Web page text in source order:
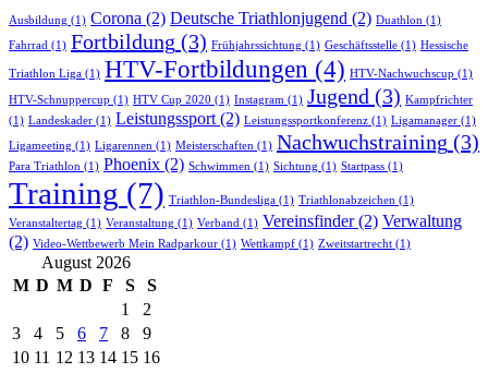
Ausbildung (1) Corona (2) Deutsche Triathlonjugend (2) Duathlon (1)
Fahrrad (1) Fortbildung (3) Frühjahrssichtung (1) Geschäftsstelle (1) Hessische
Triathlon Liga (1) HTV-Fortbildungen (4) HTV-Nachwuchscup (1)
HTV-Schnuppercup (1) HTV Cup 2020 (1) Instagram (1) Jugend (3) Kampfrichter
(1) Landeskader (1) Leistungssport(2) Leistungssportkonferenz (1) Ligamanager (1)
Ligameeting (1) Ligarennen (1) Meisterschaften (1) Nachwuchstraining (3)
Para Triathlon (1) Phoenix (2) Schwimmen (1) Sichtung (1) Startpass (1)
Training (7) Triathlon-Bundesliga (1) Triathlonabzeichen (1)
Veranstaltertag (1) Veranstaltung (1) Verband (1) Vereinsfinder(2) Verwaltung
(2) Video-Wettbewerb Mein Radparkour (1) Wettkampf (1) Zweitstartrecht (1)
August 2026
M D M D F S
S
1
2
3
4 5 6 7 8
9
10 11 12 13 14 15 16